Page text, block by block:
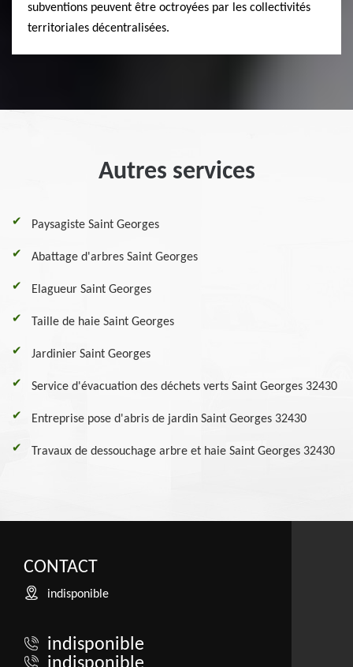
subventions peuvent être octroyées par les collectivités
territoriales décentralisées.
Autres services
Paysagiste Saint Georges
Abattage d'arbres Saint Georges
Elagueur Saint Georges
Taille de haie Saint Georges
Jardinier Saint Georges
Service d'évacuation des déchets verts Saint Georges 32430
Entreprise pose d'abris de jardin Saint Georges 32430
Travaux de dessouchage arbre et haie Saint Georges 32430
CONTACT
indisponible
indisponible